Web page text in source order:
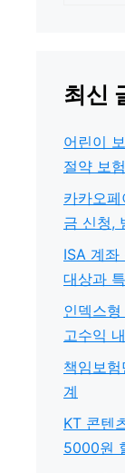
최신
어린이
절약 보
카카오페
금 신청,
ISA 계좌
대상과
인덱스
고수익
책임보
계
KT 콘텐
5000원